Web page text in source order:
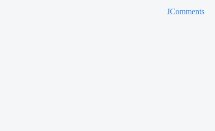
JComments